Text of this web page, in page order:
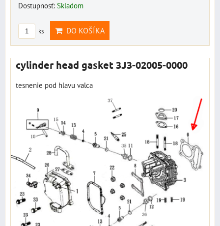
Dostupnosť: Skladom
ks DO KOŠÍKA
cylinder head gasket 3J3-02005-0000
tesnenie pod hlavu valca